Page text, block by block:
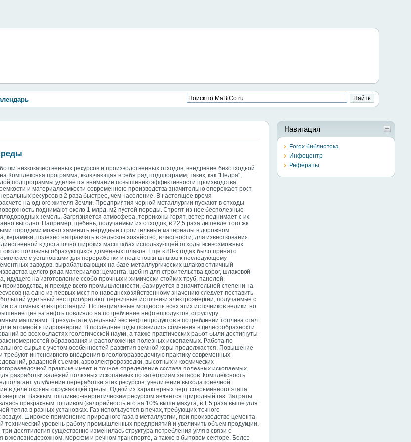
низкокачественных ресурсов и производственных отходов, внедрение безотходной
Комплексная программа, включающая в себя ряд подпрограмм, таких, как "Недра",
подпрограммы уделяется внимание повышению эффективности производства,
и материалоемкости современного производства значительно опережает рост
ресурсов в 2 раза быстрее, чем население. В настоящее время
на одного жителя Земли. Предприятия черной металлургии пускают в отходы
поднимают около 1 млрд. м2 пустой породы. Строят из нее бесполезные
земель. Загрязняется атмосфера, терриконы горят, ветер поднимает с их
выгодно. Например, щебень, получаемый из отходов, в 22,5 раза дешевле того же
породами можно заменить нерудные строительные материалы в дорожном
полезно направлять в сельское хозяйство, в частности, для известкования
в достаточно широких масштабах использующей отходы всевозможных
около половины образующихся доменных шлаков. Еще в 80-х годах было принято
с установками для переработки и подготовки шлаков к последующему
заводов, вырабатывающих на базе металлургических шлаков отличный
целого ряда материалов: цемента, щебня для строительства дорог, шлаковой
на изготовление особо прочных и химически стойких труб, панелей,
и прежде всего промышленности, базируется в значительной степени на
на одно из первых мест по народнохозяйственному значению следует поставить
удельный вес приобретают первичные источники электроэнергии, получаемые с
с атомных электростанций. Потенциальные мощности всех этих источников велики, но
цен на нефть повлияло на потребление нефтепродуктов, структуру
машинам). В результате удельный вес нефтепродуктов в потреблении топлива стал
атомной и гидроэнергии. В последние годы появились сомнения в целесообразности
во всех областях геологической науки, а также практических работ были достигнуты
образования и расположения полезных ископаемых. Работа по
сырья с учетом особенностей развития земной коры продолжается. Повышение
интенсивного внедрения в геологоразведочную практику современных
радарной съемки, аэроэлектроразведки, высотных и космических
практике имеет и точное определение состава полезных ископаемых,
разработки залежей полезных ископаемых по категориям запасов. Комплексность
углубление переработки этих ресурсов, увеличение выхода конечной
в деле охраны окружающей среды. Одной из характерных черт современного этапа
Важным топливно-энергетическим ресурсом является природный газ. Затраты
прекрасным топливом (калорийность его на 10% выше мазута, в 1,5 раза выше угля
тепла в разных установках. Газ используется в печах, требующих точного
Широкое применение природного газа в металлургии, при производстве цемента
уровень работу промышленных предприятий и увеличить объем продукции,
десятилетия существенно изменилась структура потребления угля в связи с
в железнодорожном, морском и речном транспорте, а также в бытовом секторе. Более
Навигация
Forex библиотека
Инфоцентр
Рефераты